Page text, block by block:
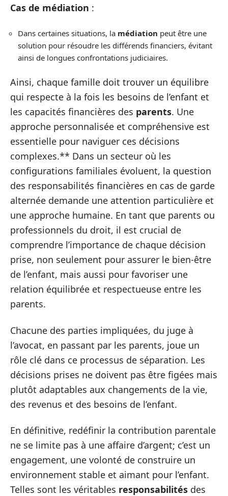
Cas de médiation :
Dans certaines situations, la médiation peut être une
solution pour résoudre les différends financiers, évitant
ainsi de longues confrontations judiciaires.
Ainsi, chaque famille doit trouver un équilibre
qui respecte à la fois les besoins de l’enfant et
les capacités financières des parents. Une
approche personnalisée et compréhensive est
essentielle pour naviguer ces décisions
complexes.** Dans un secteur où les
configurations familiales évoluent, la question
des responsabilités financières en cas de garde
alternée demande une attention particulière et
une approche humaine. En tant que parents ou
professionnels du droit, il est crucial de
comprendre l’importance de chaque décision
prise, non seulement pour assurer le bien-être
de l’enfant, mais aussi pour favoriser une
relation équilibrée et respectueuse entre les
parents.
Chacune des parties impliquées, du juge à
l’avocat, en passant par les parents, joue un
rôle clé dans ce processus de séparation. Les
décisions prises ne doivent pas être figées mais
plutôt adaptables aux changements de la vie,
des revenus et des besoins de l’enfant.
En définitive, redéfinir la contribution parentale
ne se limite pas à une affaire d’argent; c’est un
engagement, une volonté de construire un
environnement stable et aimant pour l’enfant.
Telles sont les véritables responsabilités des